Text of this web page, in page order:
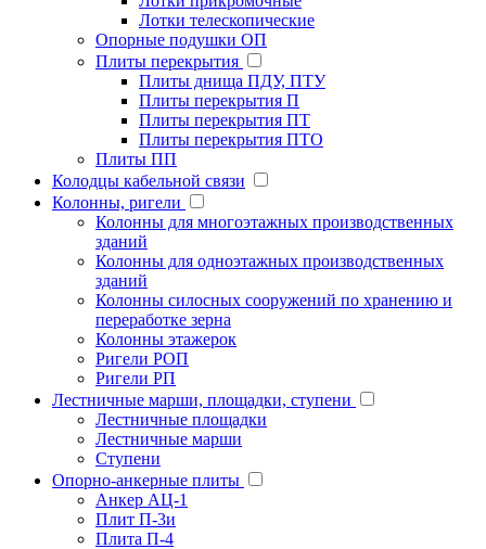
Лотки телескопические
Опорные подушки ОП
Плиты перекрытия
Плиты днища ПДУ, ПТУ
Плиты перекрытия П
Плиты перекрытия ПТ
Плиты перекрытия ПТО
Плиты ПП
Колодцы кабельной связи
Колонны, ригели
Колонны для многоэтажных производственных
зданий
Колонны для одноэтажных производственных
зданий
Колонны силосных сооружений по хранению и
переработке зерна
Колонны этажерок
Ригели РОП
Ригели РП
Лестничные марши, площадки, ступени
Лестничные площадки
Лестничные марши
Ступени
Опорно-анкерные плиты
Анкер АЦ-1
Плит П-3и
Плита П-4